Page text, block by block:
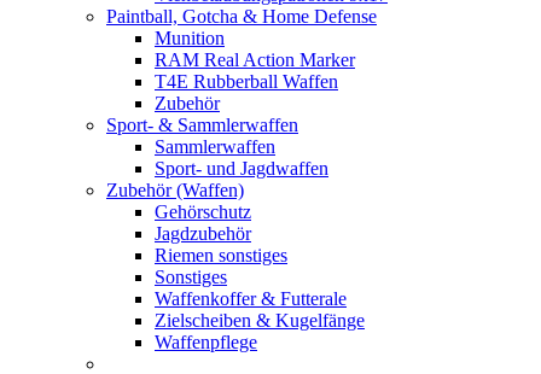
Paintball, Gotcha & Home Defense
Munition
RAM Real Action Marker
T4E Rubberball Waffen
Zubehör
Sport- & Sammlerwaffen
Sammlerwaffen
Sport- und Jagdwaffen
Zubehör (Waffen)
Gehörschutz
Jagdzubehör
Riemen sonstiges
Sonstiges
Waffenkoffer & Futterale
Zielscheiben & Kugelfänge
Waffenpflege